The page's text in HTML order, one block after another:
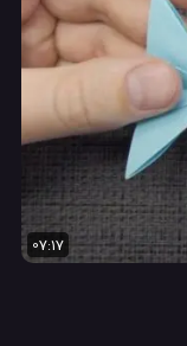
07:17